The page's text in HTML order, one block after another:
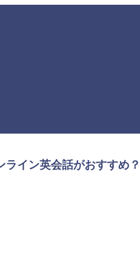
ライン英会話がおすすめ？